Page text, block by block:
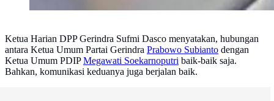
Ketua Harian DPP Gerindra Sufmi Dasco menyatakan, hubungan
antara Ketua Umum Partai Gerindra Prabowo Subianto dengan
Ketua Umum PDIPMegawati Soekarnoputri baik-baik saja.
Bahkan, komunikasi keduanya juga berjalan baik.